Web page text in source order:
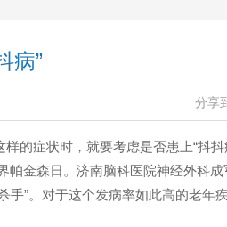
病”
分享
的症状时，就要考虑是否患上“抖抖
金森日。济南脑科医院神经外科成
”。对于这个发病率如此高的老年